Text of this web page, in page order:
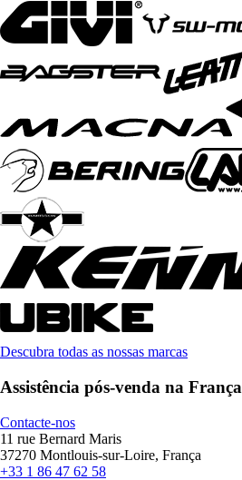
Descubra todas as nossas marcas
Assistência pós-venda na França
Contacte-nos
11 rue Bernard Maris
37270 Montlouis-sur-Loire, França
+33 1 86 47 62 58